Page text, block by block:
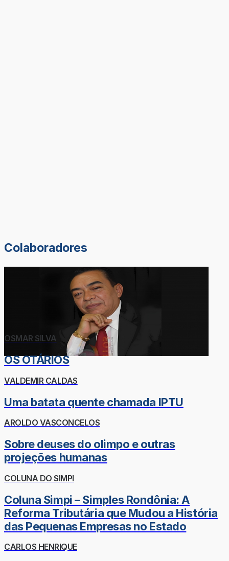
Colaboradores
OSMAR SILVA
OS OTÁRIOS
VALDEMIR CALDAS
Uma batata quente chamada IPTU
AROLDO VASCONCELOS
Sobre deuses do olimpo e outras
projeções humanas
COLUNA DO SIMPI
Coluna Simpi – Simples Rondônia: A
Reforma Tributária que Mudou a História
das Pequenas Empresas no Estado
CARLOS HENRIQUE